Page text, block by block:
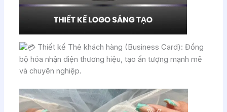
Thiết kế Thẻ khách hàng (Business Card): Đồng
bộ hóa nhận diện thương hiệu, tạo ấn tượng mạnh mẽ
và chuyên nghiệp.